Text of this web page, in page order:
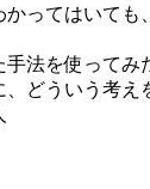
かってはいても
法を使ってみ
、どういう考え